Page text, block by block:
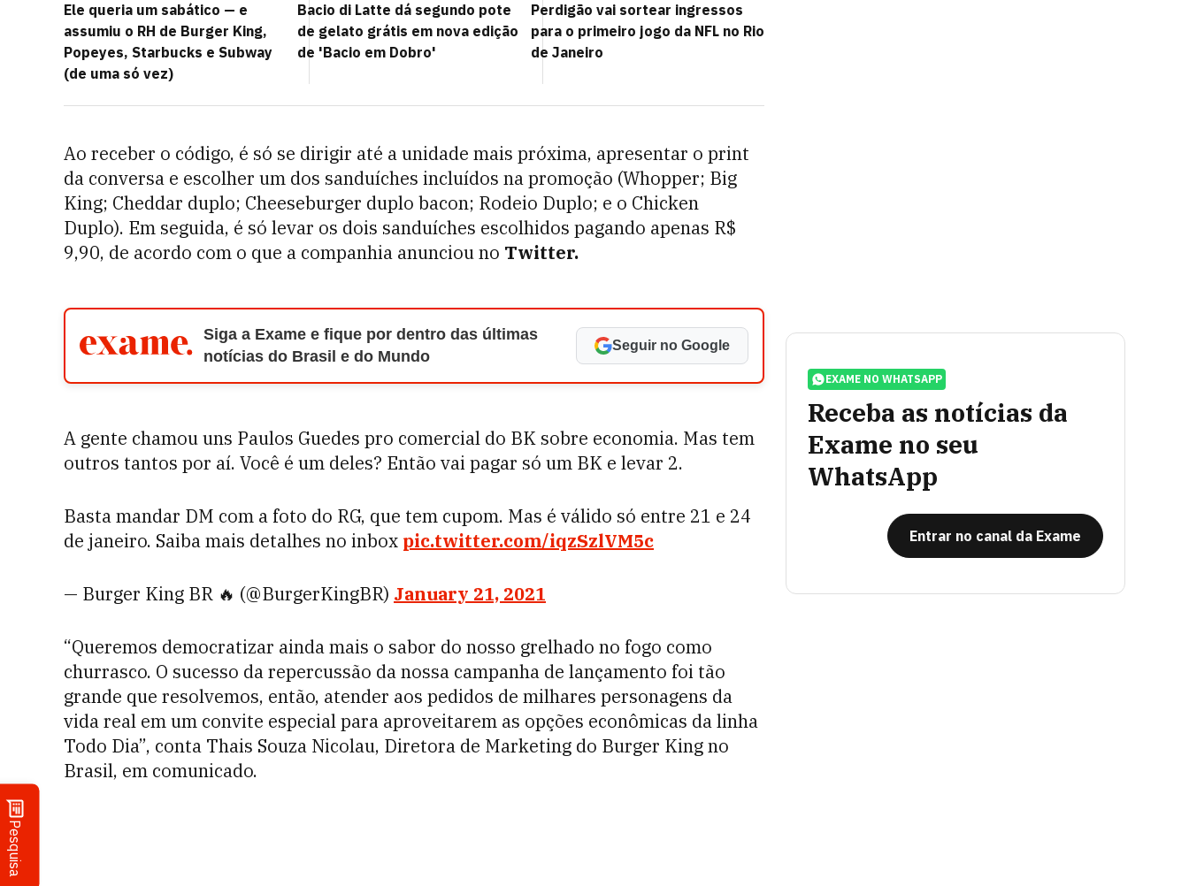
Pesquisa
Ele queria um sabático — e
assumiu o RH de Burger King,
Popeyes, Starbucks e Subway
(de uma só vez)
Bacio di Latte dá segundo pote
de gelato grátis em nova edição
de 'Bacio em Dobro'
Perdigão vai sortear ingressos
para o primeiro jogo da NFL no Rio
de Janeiro
Ao receber o código, é só se dirigir até a unidade mais próxima, apresentar o print
da conversa e escolher um dos sanduíches incluídos na promoção (Whopper; Big
King; Cheddar duplo; Cheeseburger duplo bacon; Rodeio Duplo; e o Chicken
Duplo). Em seguida, é só levar os dois sanduíches escolhidos pagando apenas R$
9,90, de acordo com o que a companhia anunciou no Twitter.
Siga a Exame e fique por dentro das últimas
notícias do Brasil e do Mundo
Seguir no Google
A gente chamou uns Paulos Guedes pro comercial do BK sobre economia. Mas tem
outros tantos por aí. Você é um deles? Então vai pagar só um BK e levar 2.
Basta mandar DM com a foto do RG, que tem cupom. Mas é válido só entre 21 e 24
de janeiro. Saiba mais detalhes no inbox pic.twitter.com/iqzSzlVM5c
— Burger King BR 🔥 (@BurgerKingBR) January 21, 2021
“Queremos democratizar ainda mais o sabor do nosso grelhado no fogo como
churrasco. O sucesso da repercussão da nossa campanha de lançamento foi tão
grande que resolvemos, então, atender aos pedidos de milhares personagens da
vida real em um convite especial para aproveitarem as opções econômicas da linha
Todo Dia”, conta Thais Souza Nicolau, Diretora de Marketing do Burger King no
Brasil, em comunicado.
EXAME NO WHATSAPP
Receba as notícias da
Exame no seu
WhatsApp
Entrar no canal da Exame